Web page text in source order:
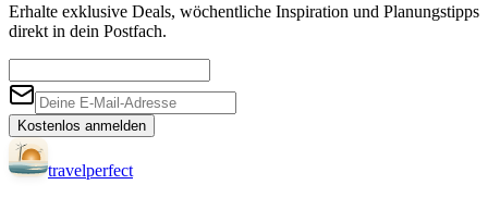
Erhalte exklusive Deals, wöchentliche Inspiration und Planungstipps
direkt in dein Postfach.
Kostenlos anmelden
travelperfect